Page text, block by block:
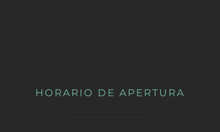
HORARIO DE APERTURA